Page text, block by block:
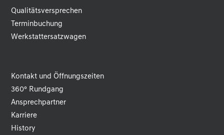
Qualitätsversprechen
Terminbuchung
Werkstattersatzwagen
Kontakt und Öffnungszeiten
360° Rundgang
Ansprechpartner
Karriere
History